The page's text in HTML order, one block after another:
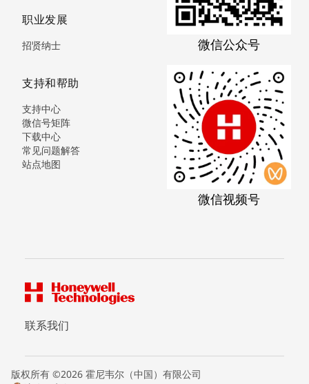
职业发展
招贤纳士
支持和帮助
支持中心
微信号矩阵
下载中心
常见问题解答
站点地图
微信公众号
微信视频号
联系我们
版权所有 ©2026 霍尼韦尔（中国）有限公司